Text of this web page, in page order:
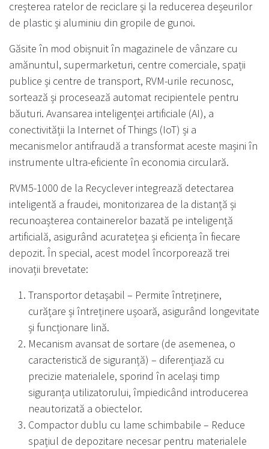
creșterea ratelor de reciclare și la reducerea deșeurilor
de plastic și aluminiu din gropile de gunoi.
Găsite în mod obișnuit în magazinele de vânzare cu
amănuntul, supermarketuri, centre comerciale, spații
publice și centre de transport, RVM-urile recunosc,
sortează și procesează automat recipientele pentru
băuturi. Avansarea inteligenței artificiale (AI), a
conectivității la Internet of Things (IoT) și a
mecanismelor antifraudă a transformat aceste mașini în
instrumente ultra-eficiente în economia circulară.
RVM5-1000 de la Recyclever integrează detectarea
inteligentă a fraudei, monitorizarea de la distanță și
recunoașterea containerelor bazată pe inteligență
artificială, asigurând acuratețea și eficiența în fiecare
depozit. În special, acest model încorporează trei
inovații brevetate:
Transportor detașabil – Permite întreținere,
curățare și întreținere ușoară, asigurând longevitate
și funcționare lină.
Mecanism avansat de sortare (de asemenea, o
caracteristică de siguranță) – diferențiază cu
precizie materialele, sporind în același timp
siguranța utilizatorului, împiedicând introducerea
neautorizată a obiectelor.
Compactor dublu cu lame schimbabile – Reduce
spațiul de depozitare necesar pentru materialele